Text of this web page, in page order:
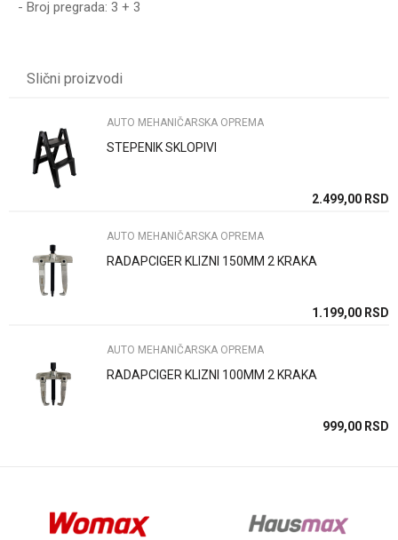
- Broj pregrada: 3 + 3
Poruka
Anti-spam zaštita - izračunajte koliko je 4 + 1 :
POŠALJI
Slični proizvodi
AUTO MEHANIČARSKA OPREMA
STEPENIK SKLOPIVI
2.499,00 RSD
AUTO MEHANIČARSKA OPREMA
RADAPCIGER KLIZNI 150MM 2 KRAKA
1.199,00 RSD
AUTO MEHANIČARSKA OPREMA
RADAPCIGER KLIZNI 100MM 2 KRAKA
999,00 RSD